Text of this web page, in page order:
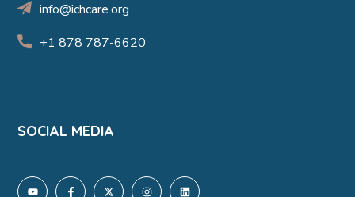
info@ichcare.org
+1 878 787-6620
SOCIAL MEDIA